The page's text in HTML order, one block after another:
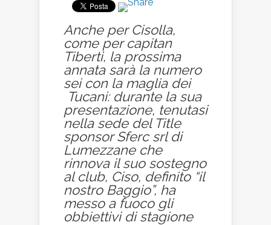
Anche per Cisolla,
come per capitan
Tiberti, la prossima
annata sarà la numero
sei con la maglia dei
Tucani: durante la sua
presentazione, tenutasi
nella sede del Title
sponsor Sferc srl di
Lumezzane che
rinnova il suo sostegno
al club, Ciso, definito “il
nostro Baggio”, ha
messo a fuoco gli
obbiettivi di stagione